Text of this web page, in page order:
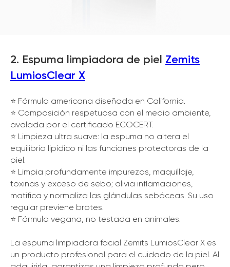
2. Espuma limpiadora de piel Zemits
LumiosClear X
⭐️ Fórmula americana diseñada en California.
⭐️ Composición respetuosa con el medio ambiente,
avalada por el certificado ECOCERT.
⭐️ Limpieza ultra suave: la espuma no altera el
equilibrio lipídico ni las funciones protectoras de la
piel.
⭐️ Limpia profundamente impurezas, maquillaje,
toxinas y exceso de sebo; alivia inflamaciones,
matifica y normaliza las glándulas sebáceas. Su uso
regular previene brotes.
⭐️ Fórmula vegana, no testada en animales.
La espuma limpiadora facial Zemits LumiosClear X es
un producto profesional para el cuidado de la piel. Al